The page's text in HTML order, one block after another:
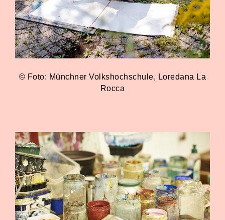
© Foto: Münchner Volkshochschule, Loredana La
Rocca